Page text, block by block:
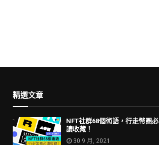
精選文章
NFT社群68個術語，行走幣圈必
讀收藏！
30 9 月, 2021